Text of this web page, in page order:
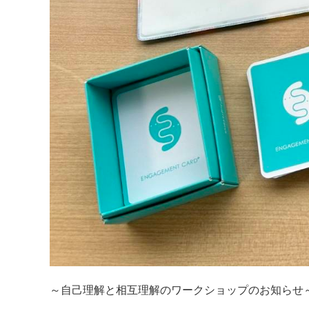
～自己理解と相互理解のワークショップのお知らせ